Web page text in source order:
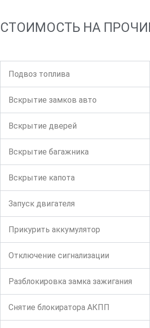
СТОИМОСТЬ НА
Подвоз топлива
Вскрытие замков авто
Вскрытие дверей
Вскрытие багажника
Вскрытие капота
Запуск двигателя
Прикурить аккумулятор
Отключение сигнализации
Разблокировка замка зажигания
Снятие блокиратора АКПП